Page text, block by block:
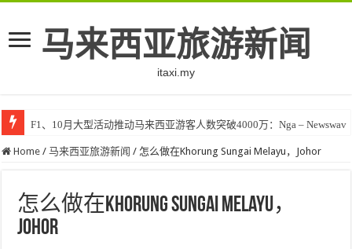
马来西亚旅游新闻
itaxi.my
F1、10月大型活动推动马来西亚游客人数突破4000万：Nga – Newswav
Home / 马来西亚旅游新闻 / 怎么做在Khorung Sungai Melayu，Johor
怎么做在Khorung Sungai Melayu，
Johor